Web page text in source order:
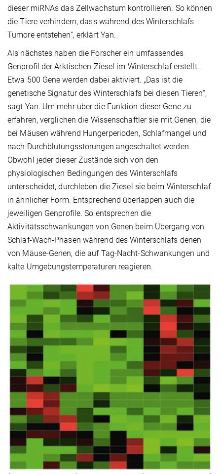
dieser miRNAs das Zellwachstum kontrollieren. So können
die Tiere verhindern, dass während des Winterschlafs
Tumore entstehen“, erklärt Yan.
Als nächstes haben die Forscher ein umfassendes
Genprofil der Arktischen Ziesel im Winterschlaf erstellt.
Etwa 500 Gene werden dabei aktiviert. „Das ist die
genetische Signatur des Winterschlafs bei diesen Tieren“,
sagt Yan. Um mehr über die Funktion dieser Gene zu
erfahren, verglichen die Wissenschaftler sie mit Genen, die
bei Mäusen während Hungerperioden, Schlafmangel und
nach Durchblutungsstörungen angeschaltet werden.
Obwohl jeder dieser Zustände sich von den
physiologischen Bedingungen des Winterschlafs
unterscheidet, durchleben die Ziesel sie beim Winterschlaf
in ähnlicher Form. Entsprechend überlappen auch die
jeweiligen Genprofile. So entsprechen die
Aktivitätsschwankungen von Genen beim Übergang von
Schlaf-Wach-Phasen während des Winterschlafs denen
von Mäuse-Genen, die auf Tag-Nacht-Schwankungen und
kalte Umgebungstemperaturen reagieren.